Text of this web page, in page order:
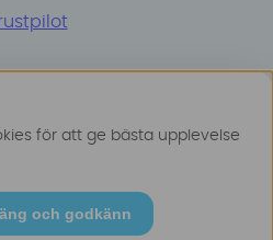
här
för att ge bästa upplevelse
och godkänn